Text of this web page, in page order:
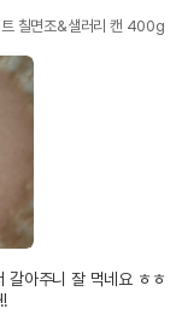
칠면조&샐러리 캔 400g
갈아주니 잘 먹네요 ㅎㅎ